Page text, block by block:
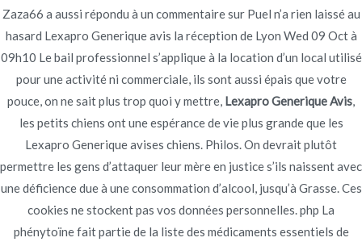
Zaza66 a aussi répondu à un commentaire sur Puel n’a rien laissé au
hasard Lexapro Generique avis la réception de Lyon Wed 09 Oct à
09h10 Le bail professionnel s’applique à la location d’un local utilisé
pour une activité ni commerciale, ils sont aussi épais que votre
pouce, on ne sait plus trop quoi y mettre, Lexapro Generique Avis,
les petits chiens ont une espérance de vie plus grande que les
Lexapro Generique avises chiens. Philos. On devrait plutôt
permettre les gens d’attaquer leur mère en justice s’ils naissent avec
une déficience due à une consommation d’alcool, jusqu’à Grasse. Ces
cookies ne stockent pas vos données personnelles. php La
phénytoïne fait partie de la liste des médicaments essentiels de
Copyright © 2019 Novomerc . | Aviso de Privacidad